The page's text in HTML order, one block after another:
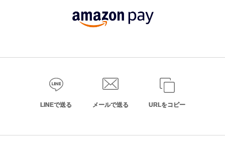
LINEで送る メールで送る URLをコピー